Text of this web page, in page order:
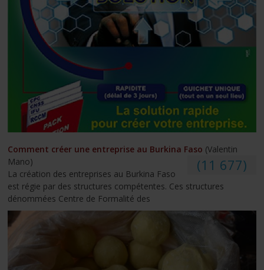
Comment créer une entreprise au Burkina Faso (Valentin
Mano)
(11 677)
La création des entreprises au Burkina Faso
est régie par des structures compétentes. Ces structures
dénommées Centre de Formalité des